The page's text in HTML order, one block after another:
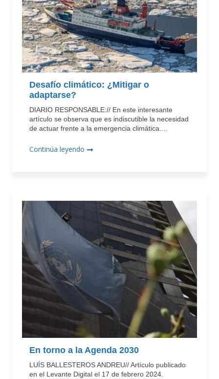
Desafío climático: ¿Mitigar o
adaptarse?
DIARIO RESPONSABLE:// En este interesante
artículo se observa que es indiscutible la necesidad
de actuar frente a la emergencia climática....
Continúa leyendo
En torno a la Agenda 2030
LUÍS BALLESTEROS ANDREU// Artículo publicado
en el Levante Digital el 17 de febrero 2024.